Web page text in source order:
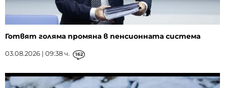
Готвят голяма промяна в пенсионната система
03.08.2026 | 09:38 ч. 162